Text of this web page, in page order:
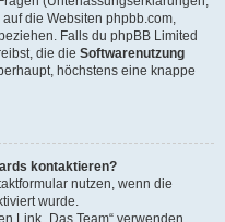
auf die Websiten phpbb.com,
Falls du phpBB Limited
die die Softwarenutzung
höchstens eine knappe
kontaktieren?
nutzen, wenn die
wurde.
Link „Das Team“ verwenden.